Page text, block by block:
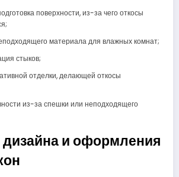
поверхности, из-за чего откосы
материала для влажных комнат;
стыков;
отделки, делающей откосы
из-за спешки или неподходящего
и оформления